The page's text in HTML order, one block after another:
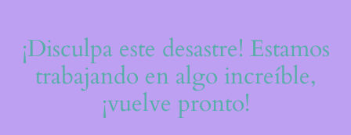
¡Disculpa este desastre! Estamos
trabajando en algo increíble,
¡vuelve pronto!